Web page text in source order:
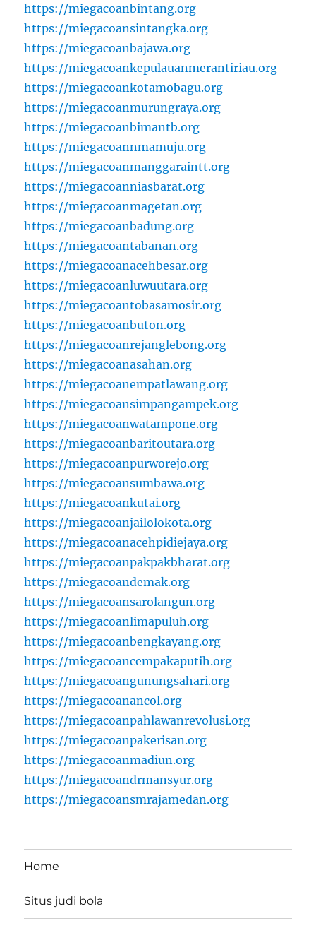
https://miegacoanbintang.org
https://miegacoansintangka.org
https://miegacoanbajawa.org
https://miegacoankepulauanmerantiriau.org
https://miegacoankotamobagu.org
https://miegacoanmurungraya.org
https://miegacoanbimantb.org
https://miegacoannmamuju.org
https://miegacoanmanggaraintt.org
https://miegacoanniasbarat.org
https://miegacoanmagetan.org
https://miegacoanbadung.org
https://miegacoantabanan.org
https://miegacoanacehbesar.org
https://miegacoanluwuutara.org
https://miegacoantobasamosir.org
https://miegacoanbuton.org
https://miegacoanrejanglebong.org
https://miegacoanasahan.org
https://miegacoanempatlawang.org
https://miegacoansimpangampek.org
https://miegacoanwatampone.org
https://miegacoanbaritoutara.org
https://miegacoanpurworejo.org
https://miegacoansumbawa.org
https://miegacoankutai.org
https://miegacoanjailolokota.org
https://miegacoanacehpidiejaya.org
https://miegacoanpakpakbharat.org
https://miegacoandemak.org
https://miegacoansarolangun.org
https://miegacoanlimapuluh.org
https://miegacoanbengkayang.org
https://miegacoancempakaputih.org
https://miegacoangunungsahari.org
https://miegacoanancol.org
https://miegacoanpahlawanrevolusi.org
https://miegacoanpakerisan.org
https://miegacoanmadiun.org
https://miegacoandrmansyur.org
https://miegacoansmrajamedan.org
Home
Situs judi bola